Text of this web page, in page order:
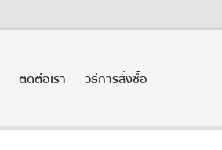
ติดต่อเรา วิธีการสั่งซื้อ